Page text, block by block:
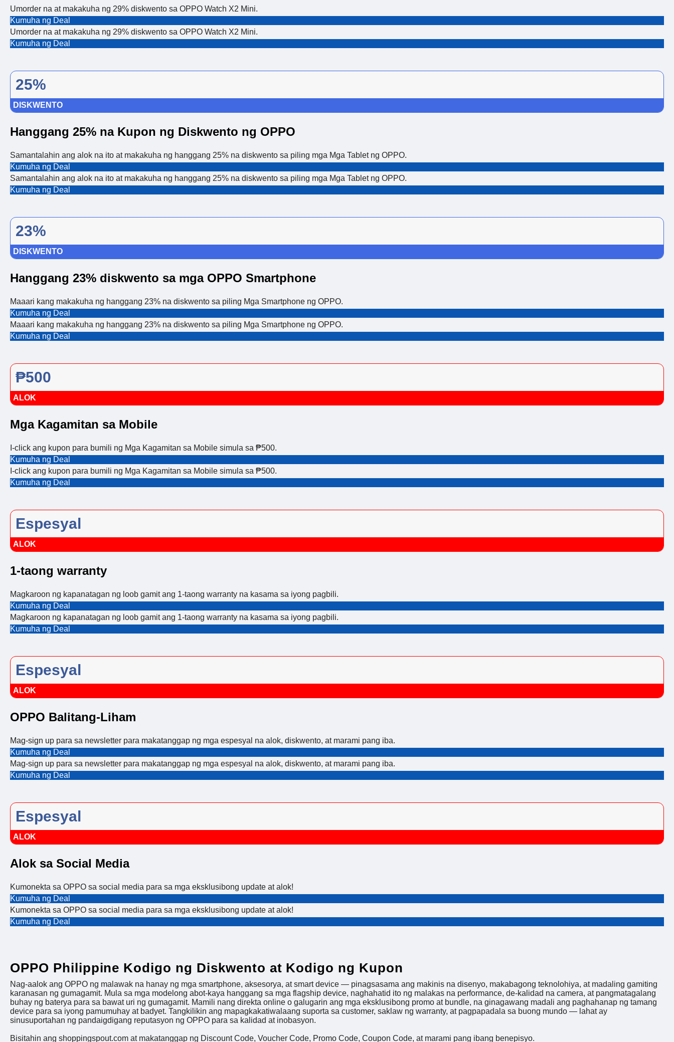
Umorder na at makakuha ng 29% diskwento sa OPPO Watch X2 Mini.
Kumuha ng Deal
Umorder na at makakuha ng 29% diskwento sa OPPO Watch X2 Mini.
Kumuha ng Deal
25%
DISKWENTO
Hanggang 25% na Kupon ng Diskwento ng OPPO
Samantalahin ang alok na ito at makakuha ng hanggang 25% na diskwento sa piling mga Mga Tablet ng OPPO.
Kumuha ng Deal
Samantalahin ang alok na ito at makakuha ng hanggang 25% na diskwento sa piling mga Mga Tablet ng OPPO.
Kumuha ng Deal
23%
DISKWENTO
Hanggang 23% diskwento sa mga OPPO Smartphone
Maaari kang makakuha ng hanggang 23% na diskwento sa piling Mga Smartphone ng OPPO.
Kumuha ng Deal
Maaari kang makakuha ng hanggang 23% na diskwento sa piling Mga Smartphone ng OPPO.
Kumuha ng Deal
₱500
ALOK
Mga Kagamitan sa Mobile
I-click ang kupon para bumili ng Mga Kagamitan sa Mobile simula sa ₱500.
Kumuha ng Deal
I-click ang kupon para bumili ng Mga Kagamitan sa Mobile simula sa ₱500.
Kumuha ng Deal
Espesyal
ALOK
1-taong warranty
Magkaroon ng kapanatagan ng loob gamit ang 1-taong warranty na kasama sa iyong pagbili.
Kumuha ng Deal
Magkaroon ng kapanatagan ng loob gamit ang 1-taong warranty na kasama sa iyong pagbili.
Kumuha ng Deal
Espesyal
ALOK
OPPO Balitang-Liham
Mag-sign up para sa newsletter para makatanggap ng mga espesyal na alok, diskwento, at marami pang iba.
Kumuha ng Deal
Mag-sign up para sa newsletter para makatanggap ng mga espesyal na alok, diskwento, at marami pang iba.
Kumuha ng Deal
Espesyal
ALOK
Alok sa Social Media
Kumonekta sa OPPO sa social media para sa mga eksklusibong update at alok!
Kumuha ng Deal
Kumonekta sa OPPO sa social media para sa mga eksklusibong update at alok!
Kumuha ng Deal
OPPO Philippine Kodigo ng Diskwento at Kodigo ng Kupon
Nag-aalok ang OPPO ng malawak na hanay ng mga smartphone, aksesorya, at smart device — pinagsasama ang makinis na disenyo, makabagong teknolohiya, at madaling gamiting
karanasan ng gumagamit. Mula sa mga modelong abot-kaya hanggang sa mga flagship device, naghahatid ito ng malakas na performance, de-kalidad na camera, at pangmatagalang
buhay ng baterya para sa bawat uri ng gumagamit. Mamili nang direkta online o galugarin ang mga eksklusibong promo at bundle, na ginagawang madali ang paghahanap ng tamang
device para sa iyong pamumuhay at badyet. Tangkilikin ang mapagkakatiwalaang suporta sa customer, saklaw ng warranty, at pagpapadala sa buong mundo — lahat ay
sinusuportahan ng pandaigdigang reputasyon ng OPPO para sa kalidad at inobasyon.
Bisitahin ang shoppingspout.com at makatanggap ng Discount Code, Voucher Code, Promo Code, Coupon Code, at marami pang ibang benepisyo.